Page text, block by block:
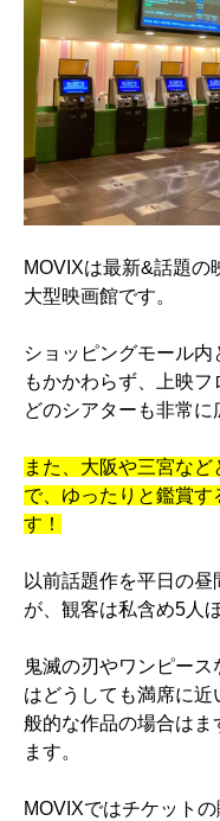
MOVIXは最新&話題の
大型映画館です。
ショッピングモール
もかかわらず、上映フ
どのシアターも非常に
また、大阪や三宮な
で、ゆったりと鑑賞
す！
以前話題作を平日の
が、観客は私含め5人
鬼滅の刃やワンピー
はどうしても満席に
般的な作品の場合はま
ます。
MOVIXではチケット